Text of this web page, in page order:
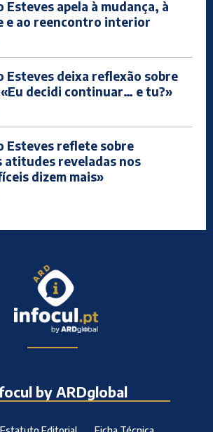
Esteves apela à mudança, à
e ao reencontro interior
Esteves deixa reflexão sobre
decidi continuar… e tu?»
Esteves reflete sobre
atitudes reveladas nos
dizem mais»
by ARDglobal